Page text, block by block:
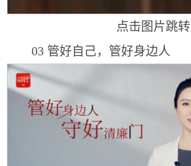
点击图片跳转
03 管好自己，管好身边人